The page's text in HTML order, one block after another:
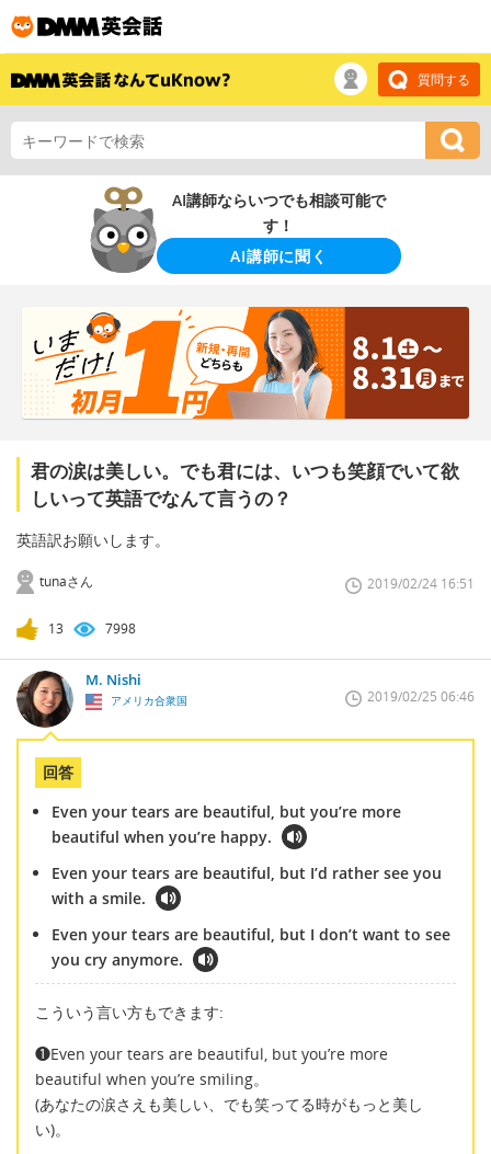
質問する
AI講師ならいつでも相談可能で
す！
AI講師に聞く
君の涙は美しい。でも君には、いつも笑顔でいて欲
しいって英語でなんて言うの？
英語訳お願いします。
tunaさん 2019/02/24 16:51
13 7998
M. Nishi
アメリカ合衆国 2019/02/25 06:46
回答
Even your tears are beautiful, but you’re more
beautiful when you’re happy.
Even your tears are beautiful, but I’d rather see you
with a smile.
Even your tears are beautiful, but I don’t want to see
you cry anymore.
こういう言い方もできます:
❶Even your tears are beautiful, but you’re more
beautiful when you’re smiling。
(あなたの涙さえも美しい、でも笑ってる時がもっと美し
い)。